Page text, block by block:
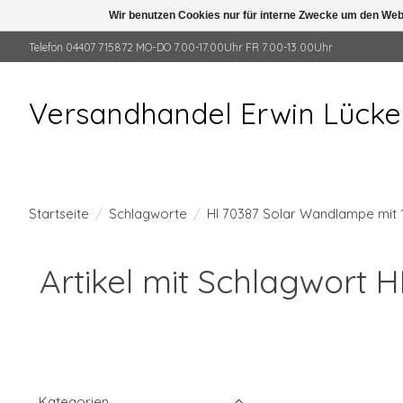
Telefon 04407 715872 MO-DO 7.00-17.00Uhr FR 7.00-13.00Uhr
Versandhandel Erwin
Startseite / Schlagworte / HI 70387 Solar Wandlampe mit
Artikel mit Schlagwort
Wir benutzen Cookies nur für interne Zwecke um den